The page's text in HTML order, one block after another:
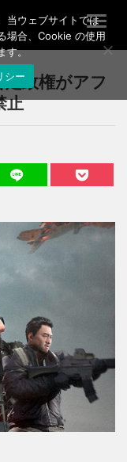
T
o
g
l
a
a
o
政権がアフ
止
当ウェブサイトでは
場合、Cookie の使用
す。
シー